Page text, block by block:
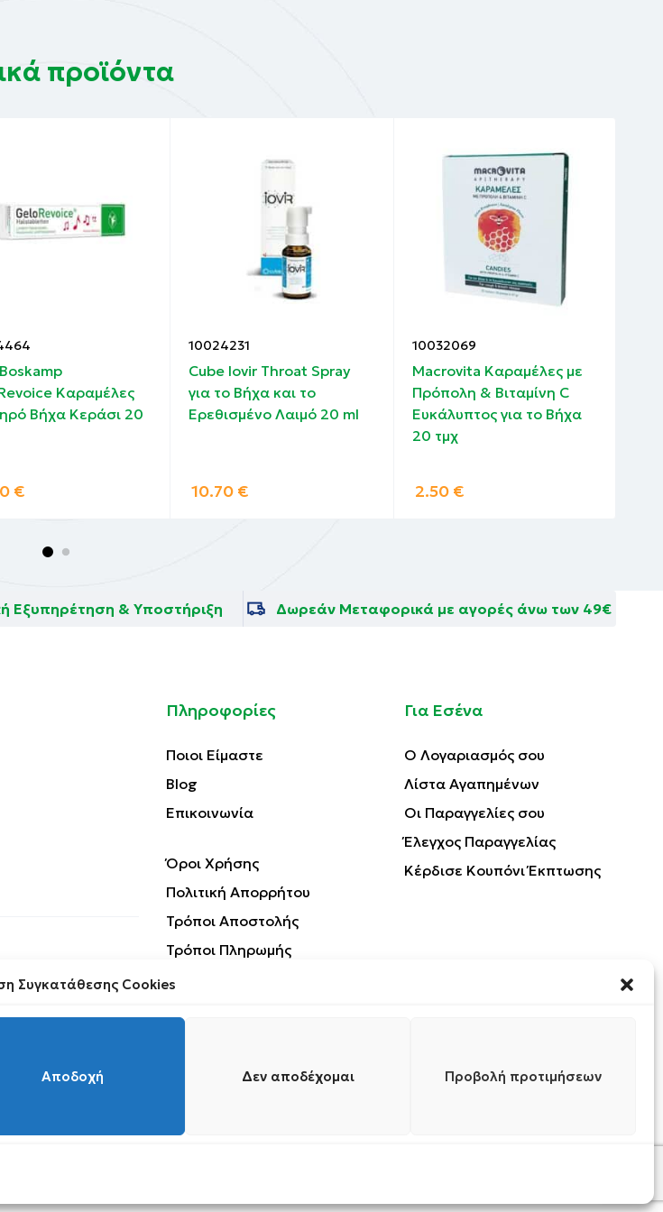
Συγκατάθεσης Cookies
Αποδοχή Δεν αποδέχομαι Προβολή προτιμήσεων
προϊόντα
Καραμέλες
Βήχα Κεράσι 20
€
10024231
Cube Iovir Throat Spray
για το Βήχα και το
Ερεθισμένο Λαιμό 20 ml
10.70 €
10032069
Macrovita Καραμέλες με
Πρόπολη & Βιταμίνη C
Ευκάλυπτος για το Βήχα
20 τμχ
2.50 €
Εξυπηρέτηση & Υποστήριξη Δωρεάν Μεταφορικά με αγορές άνω των 49€
Πληροφορίες
Ποιοι Είμαστε
Blog
Επικοινωνία
Όροι Χρήσης
Πολιτική Απορρήτου
Τρόποι Αποστολής
Τρόποι Πληρωμής
Επιστροφές Προϊόντων
Για Εσένα
Ο Λογαριασμός σου
Λίστα Αγαπημένων
Οι Παραγγελίες σου
Έλεγχος Παραγγελίας
Κέρδισε Κουπόνι Έκπτωσης
All Rights Reserved